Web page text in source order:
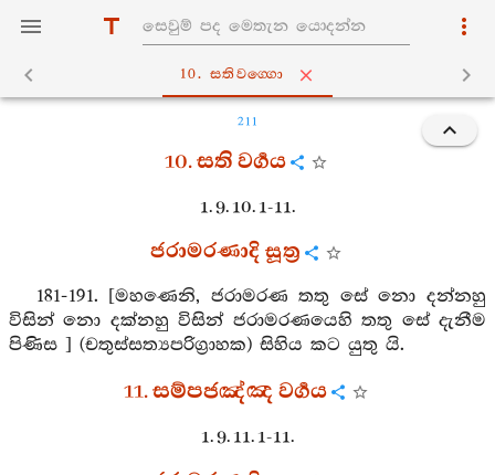
10. සතිවග‍්ගො
211
10. සති වර්‍ගය
1. 9. 10. 1-11.
ජරාමරණාදි සූත්‍ර
181-191. [මහණෙනි, ජරාමරණ තතු සේ නො දන්නහු
විසින් නො දක්නහු විසින් ජරාමරණයෙහි තතු සේ දැනීම
පිණිස ] (චතුස්සත්‍යපරිග්‍රාහක) සිහිය කට යුතු යි.
11. සම්පජඤ්ඤ වර්‍ගය
1. 9. 11. 1-11.